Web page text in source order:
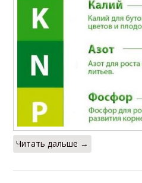
Читать дальше →